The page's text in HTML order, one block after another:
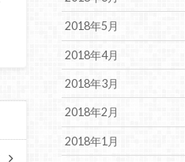
2018年5月
2018年4月
2018年3月
2018年2月
2018年1月